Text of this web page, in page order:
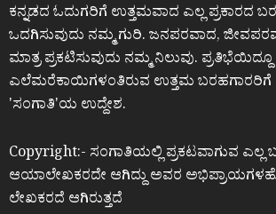
ಕನ್ನಡದ ಓದುಗರಿಗೆ ಉತ್ತಮವಾದ ಎಲ್ಲ ಪ್ರಕಾರದ
ಒದಗಿಸುವುದು ನಮ್ಮ ಗುರಿ. ಜನಪರವಾದ,
ಮಾತ್ರ ಪ್ರಕಟಿಸುವುದು ನಮ್ಮ ನಿಲುವು. ಪ್ರತಿಭೆಯಿದ್ದೂ
ಎಲೆಮರೆಕಾಯಿಗಳಂತಿರುವ ಉತ್ತಮ ಬರಹಗಾರರಿಗೆ
ʼಸಂಗಾತಿʼಯ ಉದ್ದೇಶ.
Copyright:- ಸಂಗಾತಿಯಲ್ಲಿ ಪ್ರಕಟವಾಗುವ ಎಲ್ಲ
ಆಯಾಲೇಖಕರದೇ ಆಗಿದ್ದು ಅವರ
ಲೇಖಕರದೆ ಆಗಿರುತ್ತದೆ